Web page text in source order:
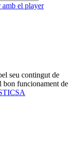
amb el player
seu contingut de
bon funcionament de